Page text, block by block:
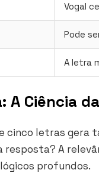
Vogal
Pode
A letra
A Ciência
cinco letras gera
resposta? A
profundos.